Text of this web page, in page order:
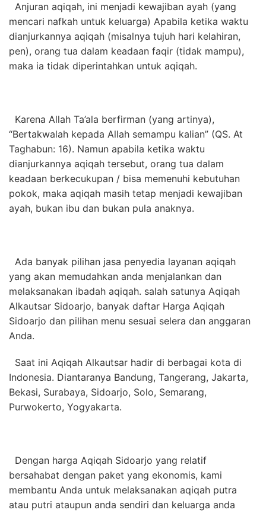
Anjuran aqiqah, ini menjadi kewajiban ayah (yang
mencari nafkah untuk keluarga) Apabila ketika waktu
dianjurkannya aqiqah (misalnya tujuh hari kelahiran,
pen), orang tua dalam keadaan faqir (tidak mampu),
maka ia tidak diperintahkan untuk aqiqah.
Karena Allah Ta’ala berfirman (yang artinya),
“Bertakwalah kepada Allah semampu kalian” (QS. At
Taghabun: 16). Namun apabila ketika waktu
dianjurkannya aqiqah tersebut, orang tua dalam
keadaan berkecukupan / bisa memenuhi kebutuhan
pokok, maka aqiqah masih tetap menjadi kewajiban
ayah, bukan ibu dan bukan pula anaknya.
Ada banyak pilihan jasa penyedia layanan aqiqah
yang akan memudahkan anda menjalankan dan
melaksanakan ibadah aqiqah. salah satunya Aqiqah
Alkautsar Sidoarjo, banyak daftar Harga Aqiqah
Sidoarjo dan pilihan menu sesuai selera dan anggaran
Anda.
Saat ini Aqiqah Alkautsar hadir di berbagai kota di
Indonesia. Diantaranya Bandung, Tangerang, Jakarta,
Bekasi, Surabaya, Sidoarjo, Solo, Semarang,
Purwokerto, Yogyakarta.
Dengan harga Aqiqah Sidoarjo yang relatif
bersahabat dengan paket yang ekonomis, kami
membantu Anda untuk melaksanakan aqiqah putra
atau putri ataupun anda sendiri dan keluarga anda